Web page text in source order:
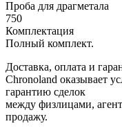
Проба для драгметала
750
Комплектация
Полный комплект.
Доставка, оплата и
Chronoland оказывает
гарантию сделок
между физлицами,
продажу.